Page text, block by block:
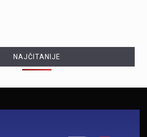
NAJČITANIJE